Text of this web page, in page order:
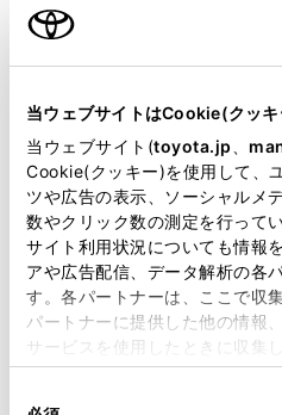
当ウェブサイトはCookie(クッキ
当ウェブサイト(toyota.jp
Cookie(クッキー)を使用して、
ツや広告の表示、ソーシャルメ
数やクリック数の測定を行って
サイト利用状況についても情報
アや広告配信、データ解析の各
す。各パートナーは、ここで収
パートナーに提供した他の情報
サービスを使用したときに収集
使用することがあります。当ウ
態を診断する
す）
納期 （販売店単
いただいており
ではお客様のお
状況が分かりか
純正部品の品番
け工賃等の詳細
売、取り付け等
にご相談いた